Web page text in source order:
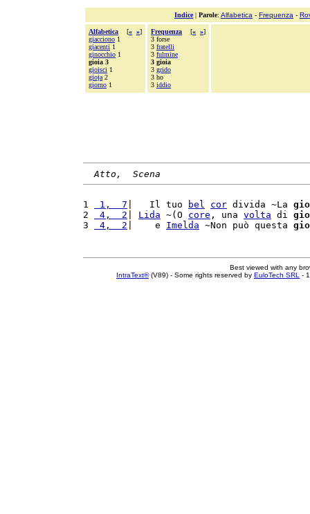
Indice| Parole: Alfabetica - Frequenza -
Alfabetica [« »]
giacciono 1
giacenti 1
ginocchio 1
gioia 3
gioisci 1
gioja 2
giorno 1
Frequenza [« »]
3 forse
3 fratelli
3 fulmine
3 gioia
3 grido
3 ho
3 iddio
Atto,  Scena
1 1,  7 |   Il tuo bel cor divida ~La
2
4,  2 Lida ~(O core , una volta di
3
4,  2 |    e Imelda ~Non può questa
Best viewed with any
IntraText®(V89) - Some rights reserved by EuloTech SRL -